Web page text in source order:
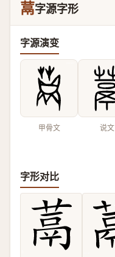
蒚字源字形
字源演变
甲骨文 说文
字形对比